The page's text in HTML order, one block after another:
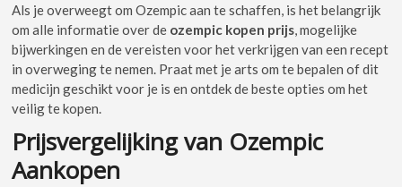
Als je overweegt om Ozempic aan te schaffen, is het belangrijk
om alle informatie over de ozempic kopen prijs , mogelijke
bijwerkingen en de vereisten voor het verkrijgen van een recept
in overweging te nemen. Praat met je arts om te bepalen of dit
medicijn geschikt voor je is en ontdek de beste opties om het
veilig te kopen.
Prijsvergelijking van Ozempic
Aankopen